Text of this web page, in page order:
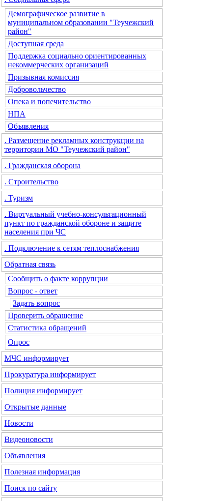
Демографическое развитие в
муниципальном образовании "Теучежский
район"
Доступная среда
Поддержка социально ориентированных
некоммерческих организаций
Призывная комиссия
Добровольчество
Опека и попечительство
НПА
Объявления
. Размещение рекламных конструкции на
территории МО "Теучежский район"
. Гражданская оборона
. Строительство
. Туризм
. Виртуальный учебно-консультационный
пункт по гражданской обороне и защите
населения при ЧС
. Подключение к сетям теплоснабжения
Обратная связь
Сообщить о факте коррупции
Вопрос - ответ
Задать вопрос
Проверить обращение
Статистика обращений
Опрос
МЧС информирует
Прокуратура информирует
Полиция информирует
Открытые данные
Новости
Видеоновости
Объявления
Полезная информация
Поиск по сайту